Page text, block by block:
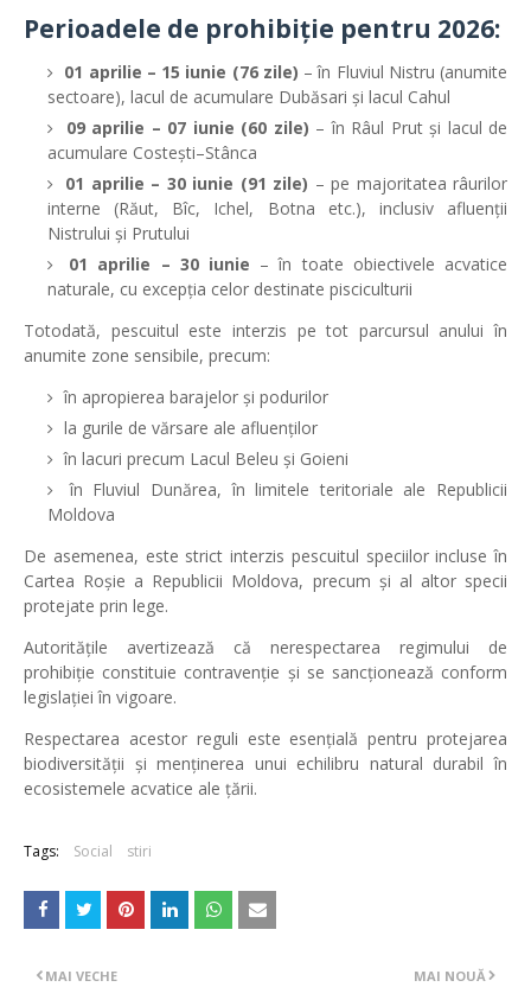
Perioadele de prohibiție pentru 2026:
01 aprilie – 15 iunie (76 zile) – în Fluviul Nistru (anumite
sectoare), lacul de acumulare Dubăsari și lacul Cahul
09 aprilie – 07 iunie (60 zile) – în Râul Prutși lacul de
acumulare Costești–Stânca
01 aprilie – 30 iunie (91 zile) – pe majoritatea râurilor
interne (Răut, Bîc, Ichel, Botna etc.), inclusiv afluenții
Nistrului și Prutului
01 aprilie – 30 iunie – în toate obiectivele acvatice
naturale, cu excepția celor destinate pisciculturii
Totodată, pescuitul este interzis pe tot parcursul anului în
anumite zone sensibile, precum:
în apropierea barajelor și podurilor
la gurile de vărsare ale afluenților
în lacuri precum Lacul Beleu și Goieni
în Fluviul Dunărea, în limitele teritoriale ale Republicii
Moldova
De asemenea, este strict interzis pescuitul speciilor incluse în
Cartea Roșie a Republicii Moldova, precum și al altor specii
protejate prin lege.
Autoritățile avertizează că nerespectarea regimului de
prohibiție constituie contravenție și se sancționează conform
legislației în vigoare.
Respectarea acestor reguli este esențială pentru protejarea
biodiversității și menținerea unui echilibru natural durabil în
ecosistemele acvatice ale țării.
Tags: Social stiri
MAI NOUĂ
MAI VECHE